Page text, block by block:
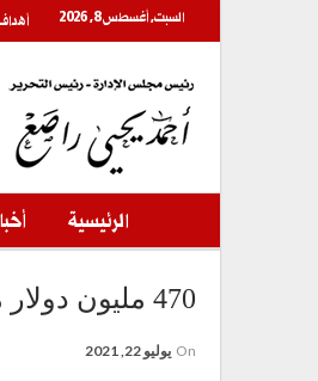
السبت, أغسطس 8, 2026
الرئيسية
470 مليون دولار مساعدات عاجلة للمناطق المنكوبة في ألمانيا
On يوليو 22, 2021